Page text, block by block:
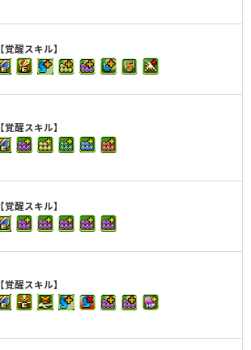
【覚醒スキル】
【覚醒スキル】
【覚醒スキル】
【覚醒スキル】